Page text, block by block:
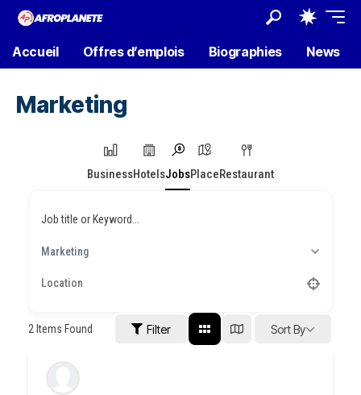
Accueil Offres d’emplois Biographies News
Marketing
BusinessHotelsJobsPlaceRestaurant
Job title or Keyword...
Marketing
2 Items Found Filter Sort By